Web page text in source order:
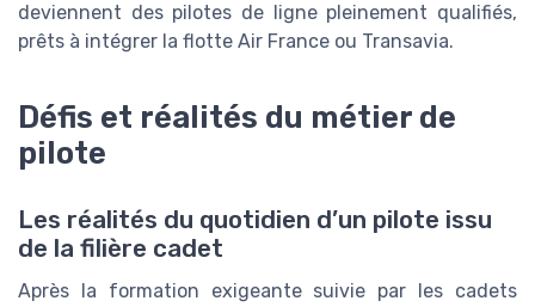
deviennent des pilotes de ligne pleinement qualifiés,
prêts à intégrer la flotte Air France ou Transavia.
Défis et réalités du métier de
pilote
Les réalités du quotidien d’un pilote issu
de la filière cadet
Après la formation exigeante suivie par les cadets